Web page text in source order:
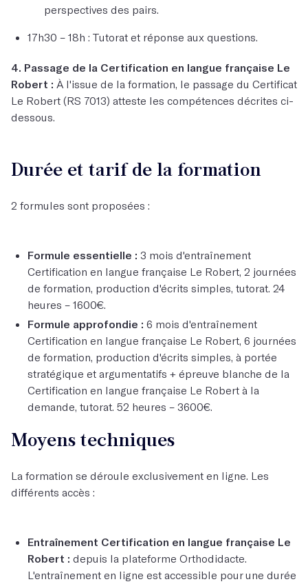
perspectives des pairs.
17h30 – 18h : Tutorat et réponse aux questions.
4. Passage de la Certification en langue française Le
Robert : À l'issue de la formation, le passage du Certificat
Le Robert (RS 7013) atteste les compétences décrites ci-
dessous.
Durée et tarif de la formation
2 formules sont proposées :
Formule essentielle : 3 mois d'entraînement
Certification en langue française Le Robert, 2 journées
de formation, production d'écrits simples, tutorat. 24
heures – 1600€.
Formule approfondie : 6 mois d'entraînement
Certification en langue française Le Robert, 6 journées
de formation, production d'écrits simples, à portée
stratégique et argumentatifs + épreuve blanche de la
Certification en langue française Le Robert à la
demande, tutorat. 52 heures – 3600€.
Moyens techniques
La formation se déroule exclusivement en ligne. Les
différents accès :
Entraînement Certification en langue française Le
Robert : depuis la plateforme Orthodidacte.
L'entraînement en ligne est accessible pour une durée